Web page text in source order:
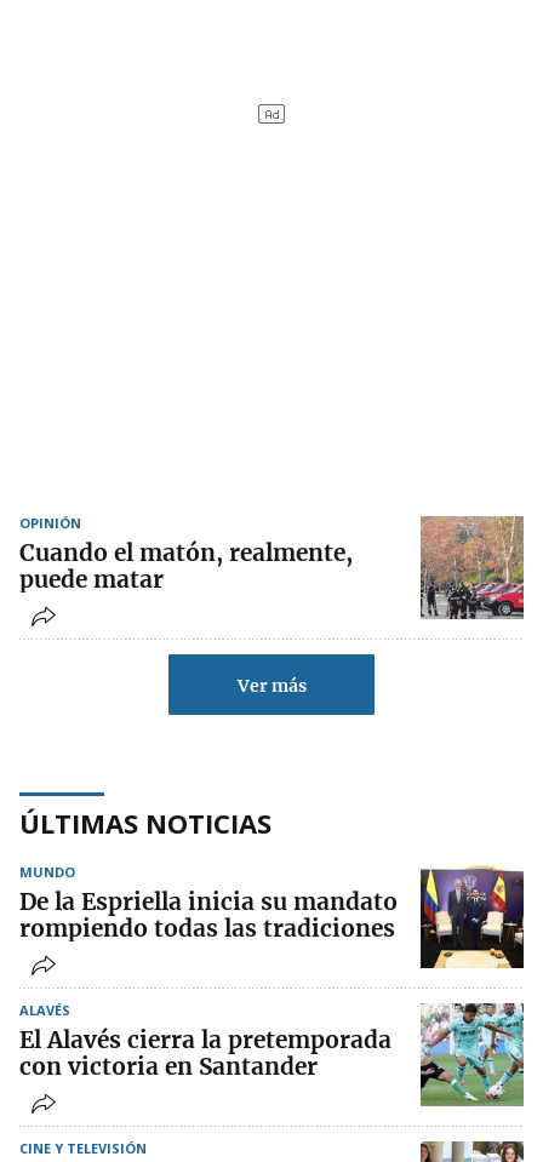
OPINIÓN
Cuando el matón, realmente,
puede matar
Ver más
ÚLTIMAS NOTICIAS
MUNDO
De la Espriella inicia su mandato
rompiendo todas las tradiciones
ALAVÉS
El Alavés cierra la pretemporada
con victoria en Santander
CINE Y TELEVISIÓN